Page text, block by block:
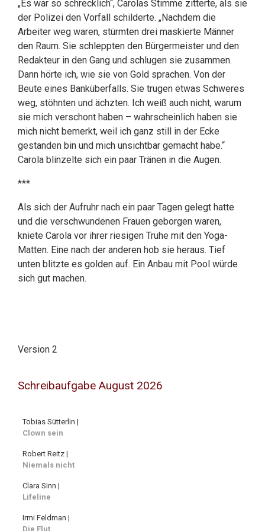
„Es war so schrecklich“, Carolas Stimme zitterte, als sie
der Polizei den Vorfall schilderte. „Nachdem die
Arbeiter weg waren, stürmten drei maskierte Männer
den Raum. Sie schleppten den Bürgermeister und den
Redakteur in den Gang und schlugen sie zusammen.
Dann hörte ich, wie sie von Gold sprachen. Von der
Beute eines Banküberfalls. Sie trugen etwas Schweres
weg, stöhnten und ächzten. Ich weiß auch nicht, warum
sie mich verschont haben – wahrscheinlich haben sie
mich nicht bemerkt, weil ich ganz still in der Ecke
gestanden bin und mich unsichtbar gemacht habe.“
Carola blinzelte sich ein paar Tränen in die Augen.
***
Als sich der Aufruhr nach ein paar Tagen gelegt hatte
und die verschwundenen Frauen geborgen waren,
kniete Carola vor ihrer riesigen Truhe mit den Yoga-
Matten. Eine nach der anderen hob sie heraus. Tief
unten blitzte es golden auf. Ein Anbau mit Pool würde
sich gut machen.
Version 2
Schreibaufgabe August 2026
Tobias Sütterlin |
Clown sein
Robert Reitz |
Niemals nicht
Clara Sinn |
Lifeline
Irmi Feldman |
Die Flut